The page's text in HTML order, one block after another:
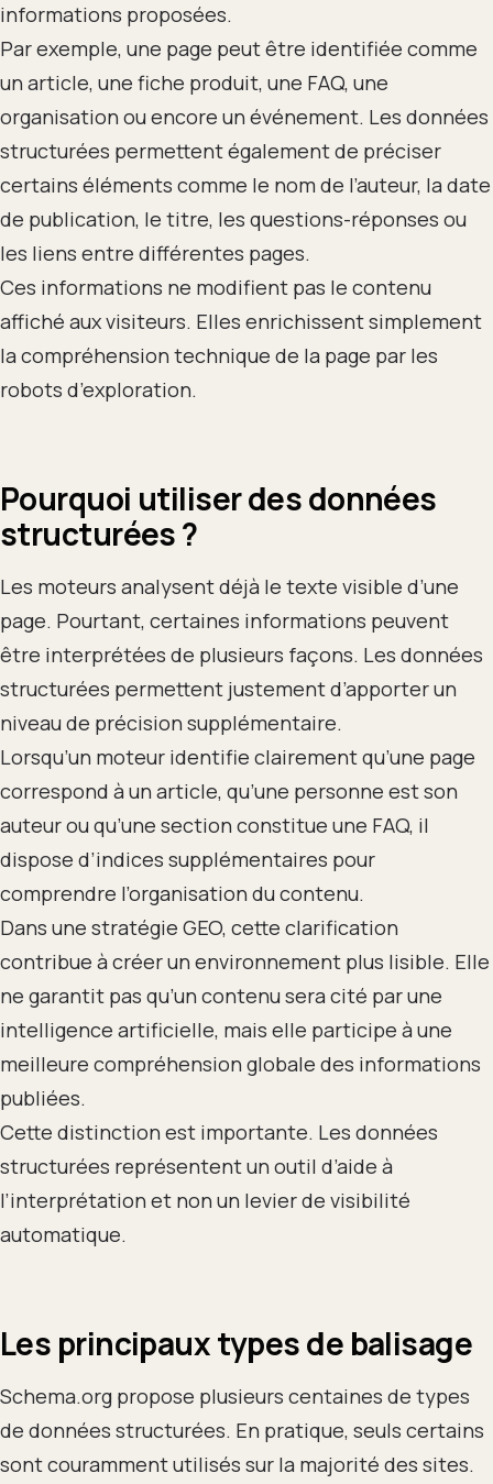
informations proposées.
Par exemple, une page peut être identifiée comme
un article, une fiche produit, une FAQ, une
organisation ou encore un événement. Les données
structurées permettent également de préciser
certains éléments comme le nom de l’auteur, la date
de publication, le titre, les questions-réponses ou
les liens entre différentes pages.
Ces informations ne modifient pas le contenu
affiché aux visiteurs. Elles enrichissent simplement
la compréhension technique de la page par les
robots d’exploration.
Pourquoi utiliser des données
structurées ?
Les moteurs analysent déjà le texte visible d’une
page. Pourtant, certaines informations peuvent
être interprétées de plusieurs façons. Les données
structurées permettent justement d’apporter un
niveau de précision supplémentaire.
Lorsqu’un moteur identifie clairement qu’une page
correspond à un article, qu’une personne est son
auteur ou qu’une section constitue une FAQ, il
dispose d’indices supplémentaires pour
comprendre l’organisation du contenu.
Dans une stratégie GEO, cette clarification
contribue à créer un environnement plus lisible. Elle
ne garantit pas qu’un contenu sera cité par une
intelligence artificielle, mais elle participe à une
meilleure compréhension globale des informations
publiées.
Cette distinction est importante. Les données
structurées représentent un outil d’aide à
l’interprétation et non un levier de visibilité
automatique.
Les principaux types de balisage
Schema.org propose plusieurs centaines de types
de données structurées. En pratique, seuls certains
sont couramment utilisés sur la majorité des sites.